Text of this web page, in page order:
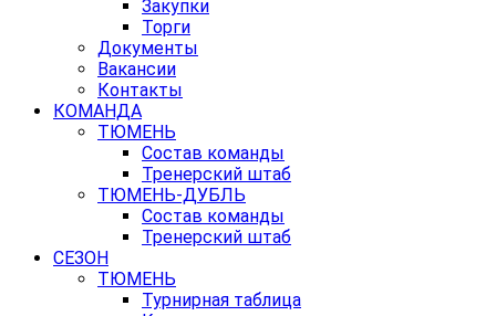
Закупки
Торги
Документы
Вакансии
Контакты
КОМАНДА
ТЮМЕНЬ
Состав команды
Тренерский штаб
ТЮМЕНЬ-ДУБЛЬ
Состав команды
Тренерский штаб
СЕЗОН
ТЮМЕНЬ
Турнирная таблица